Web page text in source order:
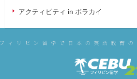
アクティビティ in ボラカイ